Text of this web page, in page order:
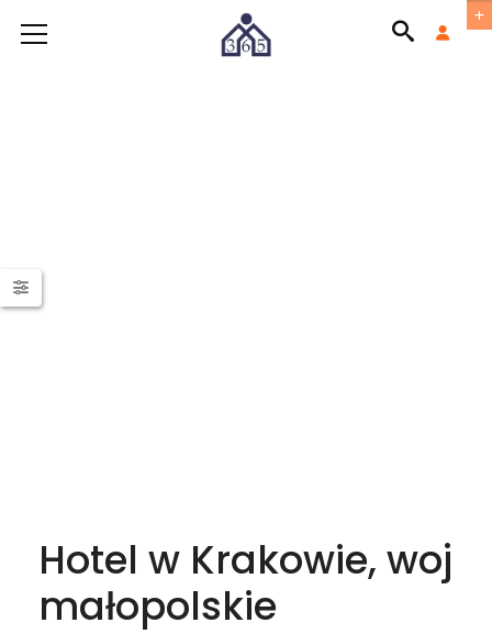
Hotel w Krakowie, woj
małopolskie